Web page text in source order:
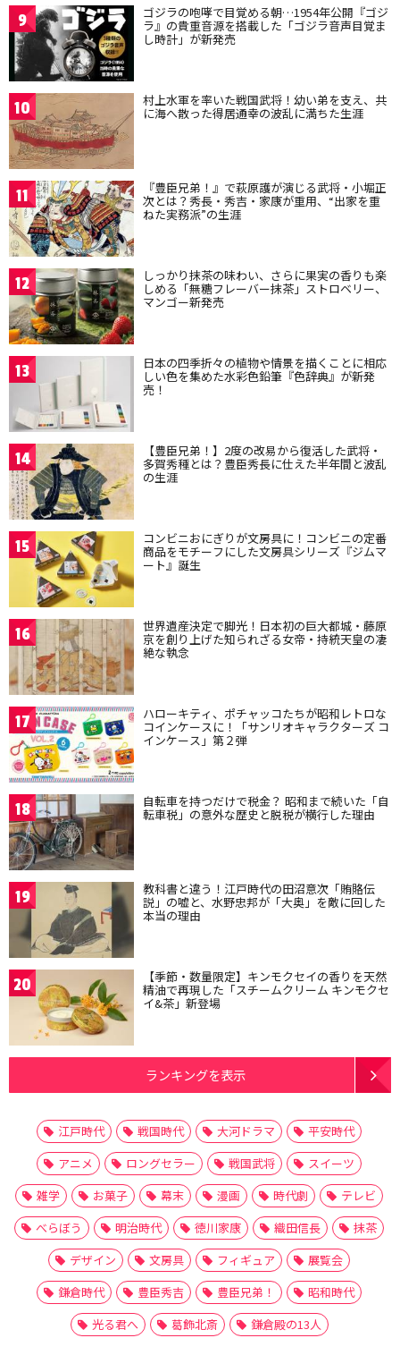
9 ゴジラの咆哮で目覚める朝…1954年公開『ゴジ
ラ』の貴重音源を搭載した「ゴジラ音声目覚ま
し時計」が新発売
10 村上水軍を率いた戦国武将！幼い弟を支え、共
に海へ散った得居通幸の波乱に満ちた生涯
11 『豊臣兄弟！』で萩原護が演じる武将・小堀正
次とは？秀長・秀吉・家康が重用、“出家を重
ねた実務派”の生涯
12 しっかり抹茶の味わい、さらに果実の香りも楽
しめる「無糖フレーバー抹茶」ストロベリー、
マンゴー新発売
13 日本の四季折々の植物や情景を描くことに相応
しい色を集めた水彩色鉛筆『色辞典』が新発
売！
14 【豊臣兄弟！】2度の改易から復活した武将・
多賀秀種とは？豊臣秀長に仕えた半年間と波乱
の生涯
15 コンビニおにぎりが文房具に！コンビニの定番
商品をモチーフにした文房具シリーズ『ジムマ
ート』誕生
16 世界遺産決定で脚光！日本初の巨大都城・藤原
京を創り上げた知られざる女帝・持統天皇の凄
絶な執念
17 ハローキティ、ポチャッコたちが昭和レトロな
コインケースに！「サンリオキャラクターズ コ
インケース」第２弾
18 自転車を持つだけで税金？ 昭和まで続いた「自
転車税」の意外な歴史と脱税が横行した理由
19 教科書と違う！江戸時代の田沼意次「賄賂伝
説」の嘘と、水野忠邦が「大奥」を敵に回した
本当の理由
20 【季節・数量限定】キンモクセイの香りを天然
精油で再現した「スチームクリーム キンモクセ
イ&茶」新登場
ランキングを表示
江戸時代 戦国時代 大河ドラマ
平安時代
アニメ
ロングセラー 戦国武将
スイーツ
雑学
お菓子 幕末 漫画 時代劇
テレビ
べらぼう
明治時代 徳川家康 織田信長
抹茶
デザイン
文房具 フィギュア
展覧会
鎌倉時代
豊臣秀吉 豊臣兄弟！
昭和時代
光る君へ
葛飾北斎 鎌倉殿の13人